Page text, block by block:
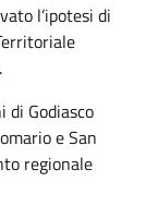
l’ipotesi di
Godiasco
e San
regionale